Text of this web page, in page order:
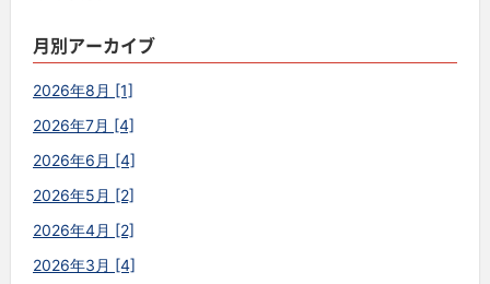
月別アーカイブ
2026年8月 [1]
2026年7月 [4]
2026年6月 [4]
2026年5月 [2]
2026年4月 [2]
2026年3月 [4]